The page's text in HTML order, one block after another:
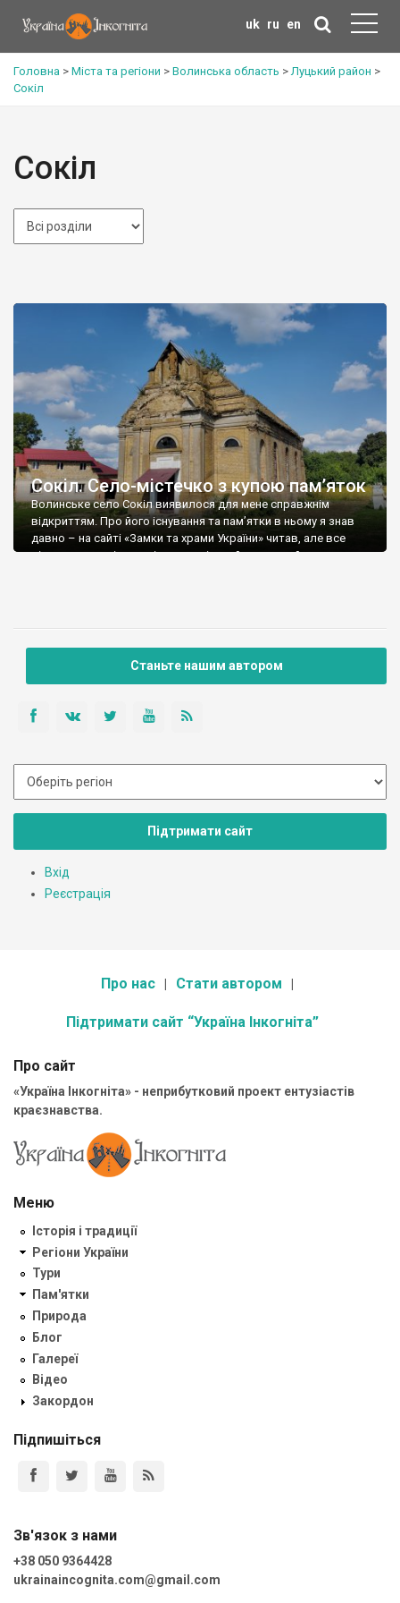
uk ru en
Головна > Міста та регіони > Волинська область >Луцький район >
Сокіл
Сокіл
Сокіл. Село-містечко з купою пам’яток
Волинське село Сокіл виявилося для мене справжнім
відкриттям. Про його існування та пам’ятки в ньому я знав
давно – на сайті «Замки та храми України» читав, але все
рівно не розумів, наскільки це цікавий населений пункт.
Станьте нашим автором
Підтримати сайт
Вхід
Реєстрація
Про нас Стати автором
Підтримати сайт “Україна Інкогніта”
Про сайт
«Україна Інкогніта» - неприбутковий проект ентузіастів
краєзнавства.
Меню
Історія і традиції
Регіони України
Тури
Пам'ятки
Природа
Блог
Галереї
Відео
Закордон
Підпишіться
Зв'язок з нами
+38 050 9364428
ukrainaincognita.com@gmail.com